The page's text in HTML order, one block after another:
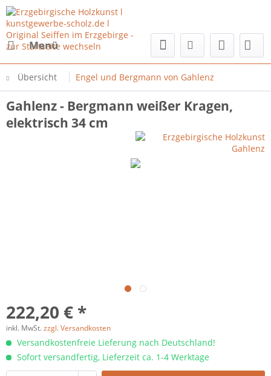
Menü
Übersicht Engel und Bergmann von Gahlenz
Gahlenz - Bergmann weißer Kragen,
elektrisch 34 cm
222,20 € *
inkl. MwSt.zzgl. Versandkosten
Versandkostenfreie Lieferung nach Deutschland!
Sofort versandfertig, Lieferzeit ca. 1-4 Werktage